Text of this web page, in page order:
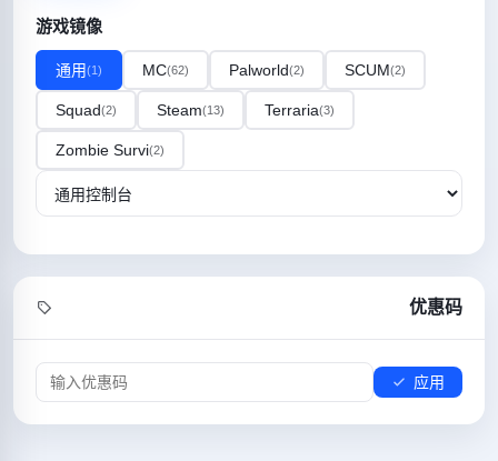
游戏镜像
通用(1) MC(62) Palworld(2) SCUM(2)
Squad(2) Steam(13) Terraria(3)
Zombie Survi(2)
优惠码
应用